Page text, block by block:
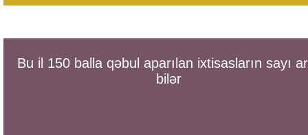
Bu il 150 balla qəbul aparılan ixtisasların sayı
bilər